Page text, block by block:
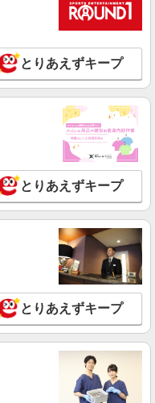
とりあえずキープ
とりあえずキープ
とりあえずキープ